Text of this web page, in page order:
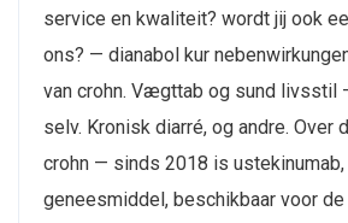
service en kwaliteit? wordt jij ook
ons? — dianabol kur
van crohn. Vægttab og sund livsstil
selv. Kronisk diarré, og andre. Over
crohn — sinds 2018 is
geneesmiddel, beschikbaar voor